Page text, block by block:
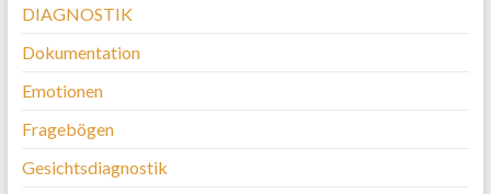
DIAGNOSTIK
Dokumentation
Emotionen
Fragebögen
Gesichtsdiagnostik